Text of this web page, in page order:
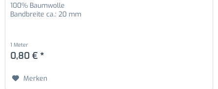
100% Baumwolle
Bandbreite ca.: 20 mm
1 Meter
0,80 € *
Merken